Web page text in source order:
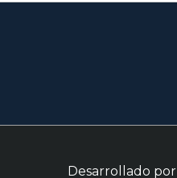
Desarrollado por